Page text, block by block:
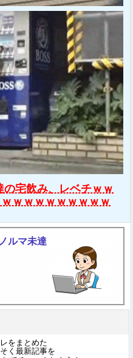
の宅飲み、レベチｗｗ
ｗｗｗｗｗｗｗｗｗ
ルマ未達
をまとめた
く最新記事を